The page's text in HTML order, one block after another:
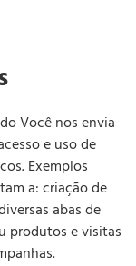
Você nos envia
e uso de
Exemplos
a: criação de
abas de
produtos e visitas